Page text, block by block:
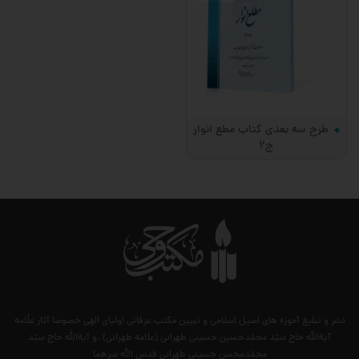
طرح سه بعدی کتاب مطع انوار
ج2
نشر و تبلیغ آموزه های اصیل اسلامی و تبیین مکتب عرفانی اولیای الهی خصوصا آثار علّامه
آیةالله حاج سیّد محمّدحسین حسینی طهرانی (علامه طهرانی) .و آیةالله حاج سیّد
محمّدمحسن حسینی طهرانی قدس الله سرهما